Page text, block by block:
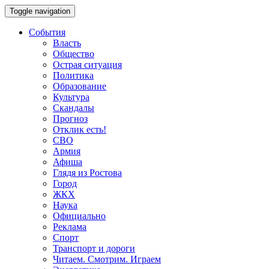
Toggle navigation
События
Власть
Общество
Острая ситуация
Политика
Образование
Культура
Скандалы
Прогноз
Отклик есть!
СВО
Армия
Афиша
Глядя из Ростова
Город
ЖКХ
Наука
Официально
Реклама
Спорт
Транспорт и дороги
Читаем. Смотрим. Играем